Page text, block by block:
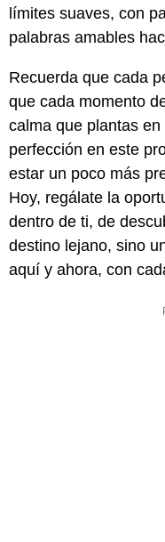
límites suaves, con
palabras amables
Recuerda que cada
que cada momento
calma que plantas
perfección en este
estar un poco más
Hoy, regálate la
dentro de ti, de
destino lejano, sino
aquí y ahora, con